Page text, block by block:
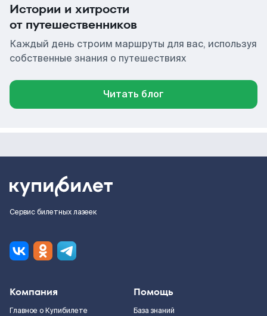
Истории и хитрости
от путешественников
Каждый день строим маршруты для вас, используя
собственные знания о путешествиях
Читать блог
Сервис билетных лазеек
Компания
Главное о Купибилете
Помощь
База знаний